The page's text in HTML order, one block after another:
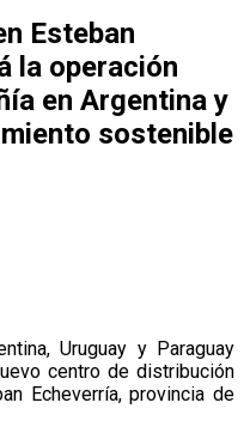
Esteban
la operación
en Argentina y
sostenible
Uruguay y Paraguay
centro de distribución
Echeverría, provincia de